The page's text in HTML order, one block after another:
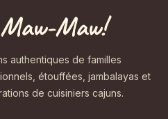
Maw!
authentiques de familles
étouffées, jambalayas et
de cuisiniers cajuns.